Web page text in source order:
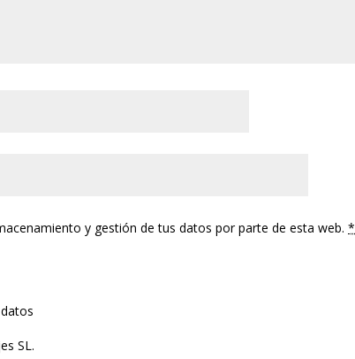
y gestión de tus datos por parte de esta web.*
SL.